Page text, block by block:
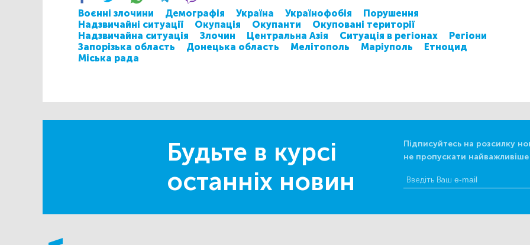
Воєнні злочини Демографія Україна Українофобія
Порушення
Надзвичайні ситуації
Окупація Окупанти
Окуповані території
Надзвичайна ситуація
Злочин Центральна Азія Ситуація в регіонах
Регіони
Запорізька область
Донецька область Мелітополь Маріуполь
Етноцид
Міська рада
Будьте в курсі
останніх новин
Підписуйтесь на розсилку
не пропускати найважливіше